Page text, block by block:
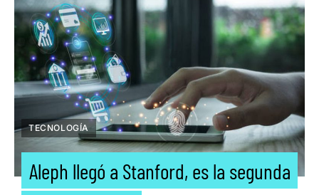
TECNOLOGÍA
Aleph llegó a Stanford, es la segunda